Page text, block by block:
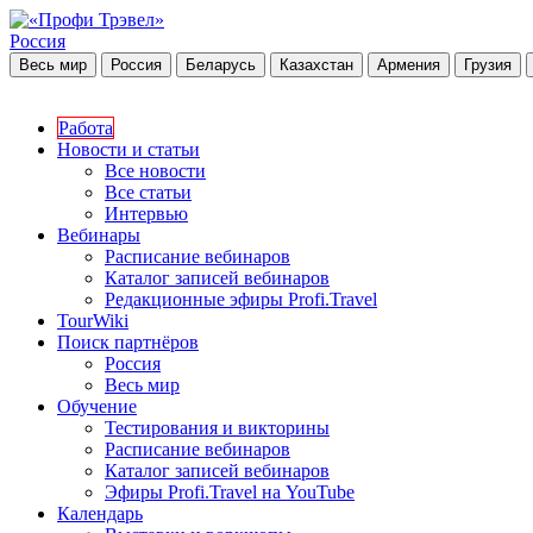
Россия
Весь мир Россия Беларусь Казахстан Армения Грузия
Работа
Новости и статьи
Все новости
Все статьи
Интервью
Вебинары
Расписание вебинаров
Каталог записей вебинаров
Редакционные эфиры Profi.Travel
TourWiki
Поиск партнёров
Россия
Весь мир
Обучение
Тестирования и викторины
Расписание вебинаров
Каталог записей вебинаров
Эфиры Profi.Travel на YouTube
Календарь